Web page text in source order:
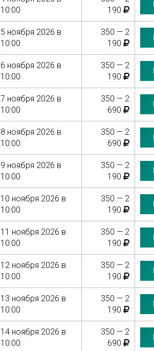
10:00
190
5 ноября 2026 в
10:00
350 — 2
190
6 ноября 2026 в
10:00
350 — 2
190
7 ноября 2026 в
10:00
350 — 2
690
8 ноября 2026 в
10:00
350 — 2
690
9 ноября 2026 в
10:00
350 — 2
190
10 ноября 2026 в
10:00
350 — 2
190
11 ноября 2026 в
10:00
350 — 2
190
12 ноября 2026 в
10:00
350 — 2
190
13 ноября 2026 в
10:00
350 — 2
190
14 ноября 2026 в
10:00
350 — 2
690